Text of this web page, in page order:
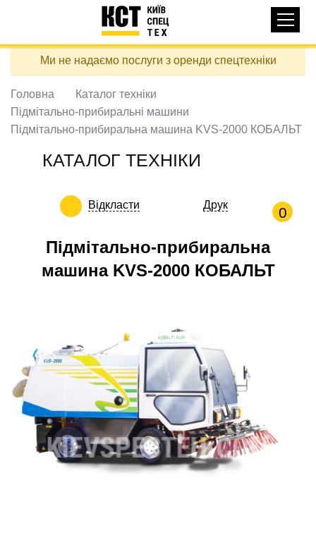
Перейти
вмісту
навигация
КАТАЛОГ ТЕХНІКИ
ДОСТАВКА ТА ОПЛАТА
ПРО НАС
ВІДГУКИ
ПОДЗВОНИТИ
Контактні телефони:
Ми не надаємо послуги з оренди спецтехніки
Головна
Каталог техніки
Підмітально-прибиральні машини
Підмітально-прибиральна машина KVS-2000 КОБАЛЬТ
КАТАЛОГ ТЕХНІКИ
Відкласти Друк 0
Підмітально-прибиральна
машина KVS-2000 КОБАЛЬТ